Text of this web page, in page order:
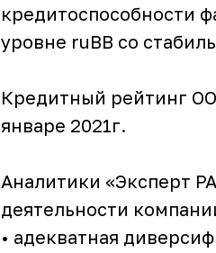
кредитоспособности
уровне ruВВ со
Кредитный рейтинг
январе 2021г.
Аналитики «Эксперт
деятельности
• адекватная